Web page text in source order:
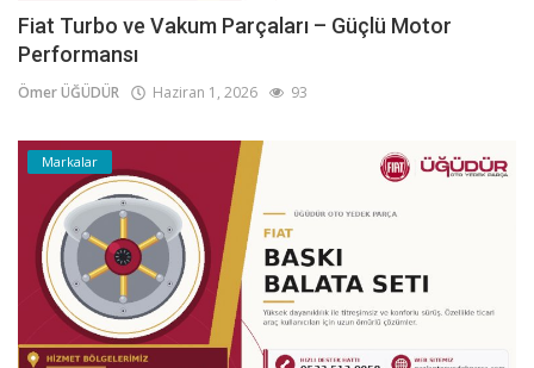
Fiat Turbo ve Vakum Parçaları – Güçlü Motor
Performansı
Ömer ÜĞÜDÜR Haziran 1, 2026 93
Markalar